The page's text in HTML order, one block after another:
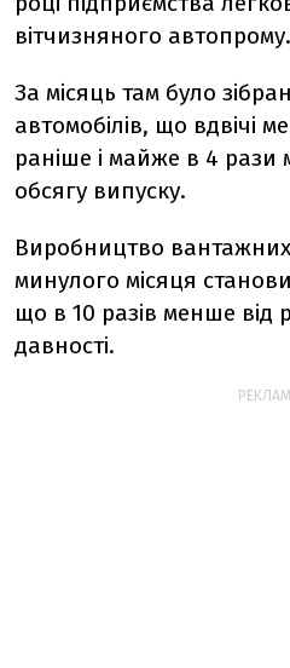
вітчизняного автопрому.
За місяць там було
автомобілів, що вдвічі
раніше і майже в 4
обсягу випуску.
Виробництво вантажних
минулого місяця
що в 10 разів менше від
давності.